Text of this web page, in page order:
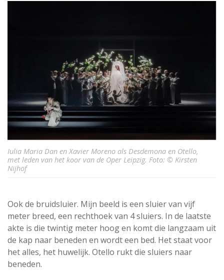
Iulia Maria Dan en Xavier Moreno als Desdemona en Otello,
met leden van het koor van de Oper Leipzig. Foto: © Kirsten
Nijhof
Ook de bruidsluier. Mijn beeld is een sluier van vijf
meter breed, een rechthoek van 4 sluiers. In de laatste
akte is die twintig meter hoog en komt die langzaam uit
de kap naar beneden en wordt een bed. Het staat voor
het alles, het huwelijk. Otello rukt die sluiers naar
beneden.